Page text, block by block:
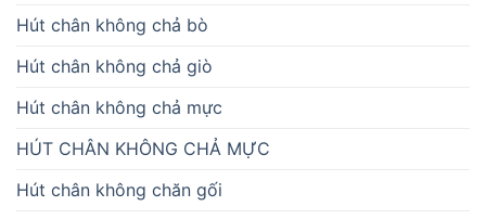
Hút chân không chả bò
Hút chân không chả giò
Hút chân không chả mực
HÚT CHÂN KHÔNG CHẢ MỰC
Hút chân không chăn gối